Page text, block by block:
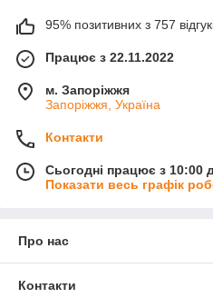
95% позитивних з 757
Працює з 22.11.2022
м. Запоріжжя
Запоріжжя, Україна
Контакти
Сьогодні працює з 10:00
Показати весь графік
Про нас
Контакти